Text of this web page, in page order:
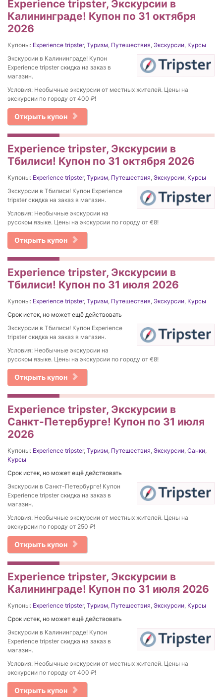
Experience tripster, Экскурсии в
Калининграде! Купон по 31 октября
2026
Купоны: Experience tripster, Туризм, Путешествия, Экскурсии, Курсы
Экскурсии в Калининграде! Купон
Experience tripster скидка на заказ в
магазин.
Условия: Необычные экскурсии от местных жителей. Цены на
экскурсии по городу от 400 ₽!
Открыть купон
Experience tripster, Экскурсии в
Тбилиси! Купон по 31 октября 2026
Купоны: Experience tripster, Туризм, Путешествия, Экскурсии, Курсы
Экскурсии в Тбилиси! Купон Experience
tripster скидка на заказ в магазин.
Условия: Необычные экскурсии на
русском языке. Цены на экскурсии по городу от €8!
Открыть купон
Experience tripster, Экскурсии в
Тбилиси! Купон по 31 июля 2026
Купоны: Experience tripster, Туризм, Путешествия, Экскурсии, Курсы
Срок истек, но может ещё действовать
Экскурсии в Тбилиси! Купон Experience
tripster скидка на заказ в магазин.
Условия: Необычные экскурсии на
русском языке. Цены на экскурсии по городу от €8!
Открыть купон
Experience tripster, Экскурсии в
Санкт-Петербурге! Купон по 31 июля
2026
Купоны: Experience tripster, Туризм, Путешествия, Экскурсии, Санки,
Курсы
Срок истек, но может ещё действовать
Экскурсии в Санкт-Петербурге! Купон
Experience tripster скидка на заказ в
магазин.
Условия: Необычные экскурсии от местных жителей. Цены на
экскурсии по городу от 250 ₽!
Открыть купон
Experience tripster, Экскурсии в
Калининграде! Купон по 31 июля 2026
Купоны: Experience tripster, Туризм, Путешествия, Экскурсии, Курсы
Срок истек, но может ещё действовать
Экскурсии в Калининграде! Купон
Experience tripster скидка на заказ в
магазин.
Условия: Необычные экскурсии от местных жителей. Цены на
экскурсии по городу от 400 ₽!
Открыть купон